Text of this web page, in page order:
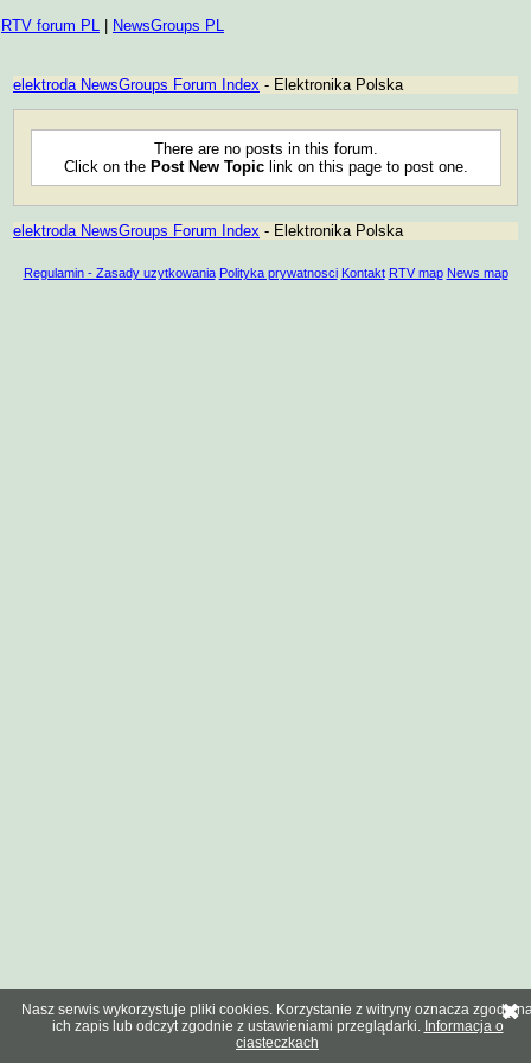
RTV forum PL NewsGroups PL
elektroda NewsGroups Forum Index - Elektronika Polska
There are no posts in this forum.
Click on the Post New Topiclink on this page to post one.
elektroda NewsGroups Forum Index - Elektronika Polska
Regulamin - Zasady uzytkowania Polityka prywatnosci Kontakt RTV map News map
Nasz serwis wykorzystuje pliki cookies. Korzystanie z witryny oznacza zgodę
ich zapis lub odczyt zgodnie z ustawieniami przeglądarki. Informacja o
ciasteczkach